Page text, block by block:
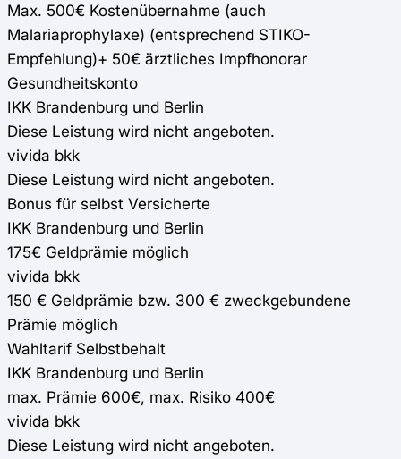
Max. 500€ Kostenübernahme (auch
Malariaprophylaxe) (entsprechend STIKO-
Empfehlung)+ 50€ ärztliches Impfhonorar
Gesundheitskonto
IKK Brandenburg und Berlin
Diese Leistung wird nicht angeboten.
vivida bkk
Diese Leistung wird nicht angeboten.
Bonus für selbst Versicherte
IKK Brandenburg und Berlin
175€ Geldprämie möglich
vivida bkk
150 € Geldprämie bzw. 300 € zweckgebundene
Prämie möglich
Wahltarif Selbstbehalt
IKK Brandenburg und Berlin
max. Prämie 600€, max. Risiko 400€
vivida bkk
Diese Leistung wird nicht angeboten.